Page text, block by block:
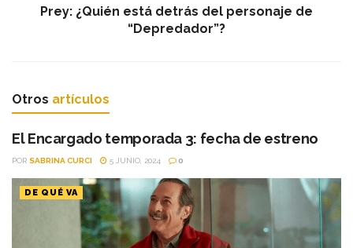
Prey: ¿Quién está detrás del personaje de
“Depredador”?
Otros artículos
El Encargado temporada 3: fecha de estreno
POR SABRINA CURCI 5 JUNIO, 2024 0
DE QUÉ VA